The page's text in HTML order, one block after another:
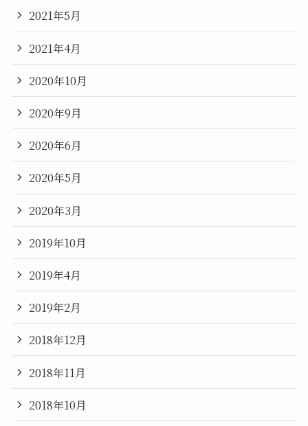
2021年5月
2021年4月
2020年10月
2020年9月
2020年6月
2020年5月
2020年3月
2019年10月
2019年4月
2019年2月
2018年12月
2018年11月
2018年10月